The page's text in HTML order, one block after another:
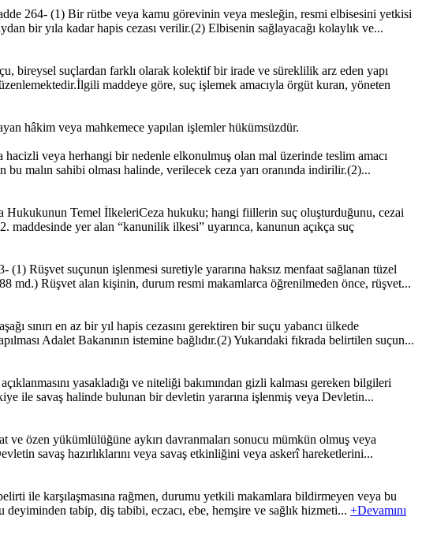
264- (1) Bir rütbe veya kamu görevinin veya mesleğin, resmi elbisesini yetkisi
bir yıla kadar hapis cezası verilir.(2) Elbisenin sağlayacağı kolaylık ve...
bireysel suçlardan farklı olarak kolektif bir irade ve süreklilik arz eden yapı
maddeye göre, suç işlemek amacıyla örgüt kuran, yöneten
hâkim veya mahkemece yapılan işlemler hükümsüzdür.
veya herhangi bir nedenle elkonulmuş olan mal üzerinde teslim amacı
malın sahibi olması halinde, verilecek ceza yarı oranında indirilir.(2)...
Hukukunun Temel İlkeleriCeza hukuku; hangi fiillerin suç oluşturduğunu, cezai
maddesinde yer alan “kanunilik ilkesi” uyarınca, kanunun açıkça suç
Rüşvet suçunun işlenmesi suretiyle yararına haksız menfaat sağlanan tüzel
Rüşvet alan kişinin, durum resmi makamlarca öğrenilmeden önce, rüşvet...
sınırı en az bir yıl hapis cezasını gerektiren bir suçu yabancı ülkede
Adalet Bakanının istemine bağlıdır.(2) Yukarıdaki fıkrada belirtilen suçun...
yasakladığı ve niteliği bakımından gizli kalması gereken bilgileri
ile savaş halinde bulunan bir devletin yararına işlenmiş veya Devletin...
özen yükümlülüğüne aykırı davranmaları sonucu mümkün olmuş veya
savaş hazırlıklarını veya savaş etkinliğini veya askerî hareketlerini...
ile karşılaşmasına rağmen, durumu yetkili makamlara bildirmeyen veya bu
deyiminden tabip, diş tabibi, eczacı, ebe, hemşire ve sağlık hizmeti... +Devamını